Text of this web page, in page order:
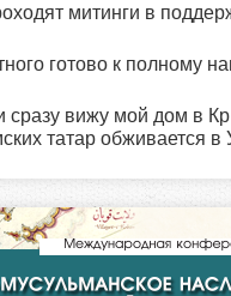
митинги в
готово к полному
сразу вижу мой дом в
татар обживается в